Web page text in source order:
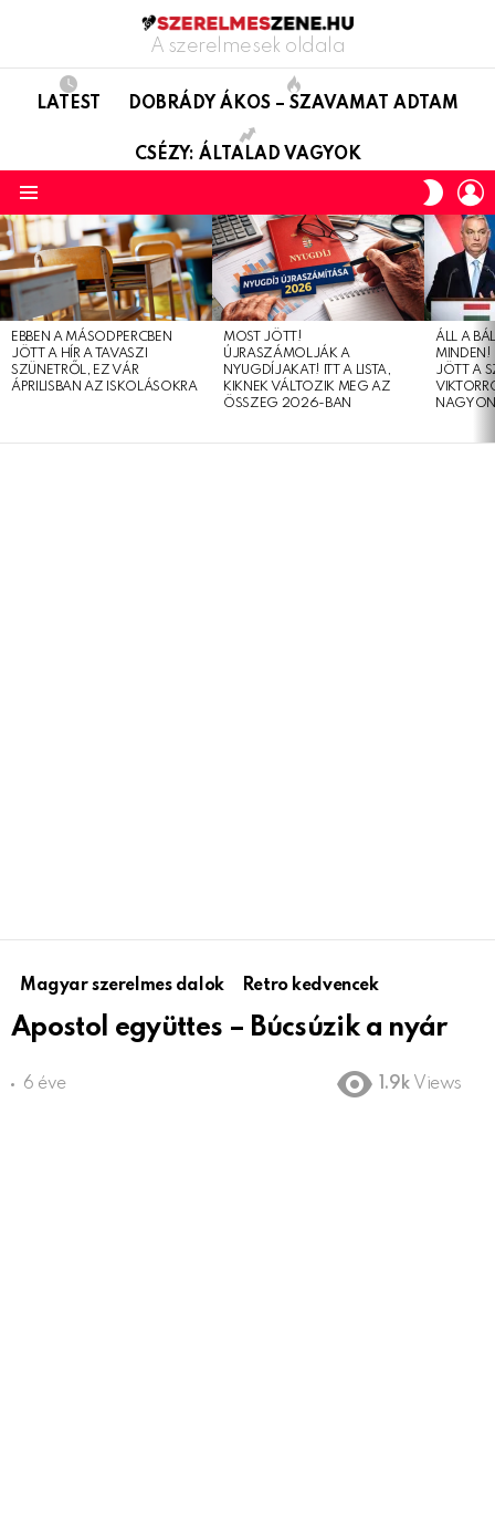
A szerelmesek oldala
LATEST DOBRÁDY ÁKOS – SZAVAMAT ADTAM
CSÉZY: ÁLTALAD VAGYOK
SKIN
LATEST
STORIES
EBBEN A MÁSODPERCBEN
JÖTT A HÍR A TAVASZI
SZÜNETRŐL, EZ VÁR
ÁPRILISBAN AZ ISKOLÁSOKRA
MOST JÖTT!
ÚJRASZÁMOLJÁK A
NYUGDÍJAKAT! ITT A LISTA,
KIKNEK VÁLTOZIK MEG AZ
ÖSSZEG 2026-BAN
ÁLL A
MINDEN!
JÖTT A
Magyar szerelmes dalok Retro kedvencek
Apostol együttes – Búcsúzik a nyár
6 éve 1.9k Views